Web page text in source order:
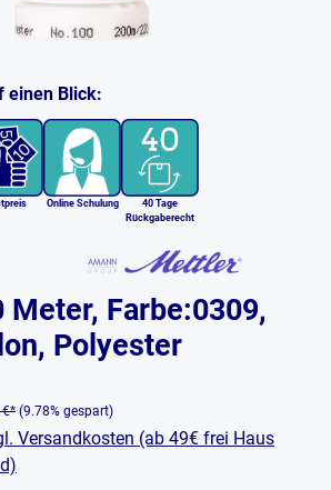
einen Blick:
Online Schulung
40 Tage
Rückgaberecht
Meter, Farbe:0309,
Polyester
€* (9.78% gespart)
Versandkosten (ab 49€ frei Haus